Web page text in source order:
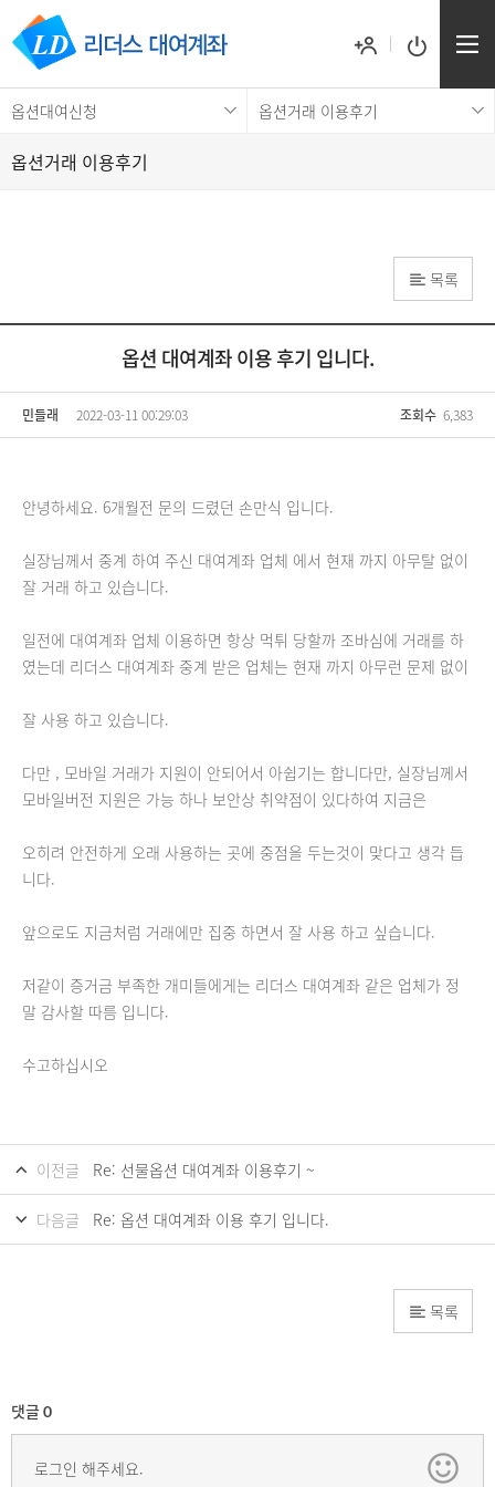
옵션대여신청 옵션거래 이용후기
옵션거래 이용후기
목록
옵션 대여계좌 이용 후기 입니다.
민들래 2022-03-11 00:29:03 조회수 6,383
안녕하세요. 6개월전 문의 드렸던 손만식 입니다.
실장님께서 중계 하여 주신 대여계좌 업체 에서 현재 까지 아무탈 없이
잘 거래 하고 있습니다.
일전에 대여계좌 업체 이용하면 항상 먹튀 당할까 조바심에 거래를 하
였는데 리더스 대여계좌 중계 받은 업체는 현재 까지 아무런 문제 없이
잘 사용 하고 있습니다.
다만 , 모바일 거래가 지원이 안되어서 아쉽기는 합니다만, 실장님께서
모바일버전 지원은 가능 하나 보안상 취약점이 있다하여 지금은
오히려 안전하게 오래 사용하는 곳에 중점을 두는것이 맞다고 생각 듭
니다.
앞으로도 지금처럼 거래에만 집중 하면서 잘 사용 하고 싶습니다.
저같이 증거금 부족한 개미들에게는 리더스 대여계좌 같은 업체가 정
말 감사할 따름 입니다.
수고하십시오
이전글 Re: 선물옵션 대여계좌 이용후기 ~
다음글 Re: 옵션 대여계좌 이용 후기 입니다.
목록
댓글0
로그인 해주세요.